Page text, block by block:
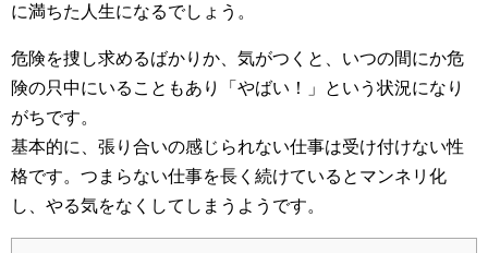
に満ちた人生になるでしょう。
危険を捜し求めるばかりか、気がつくと、いつの間にか危
険の只中にいることもあり「やばい！」という状況になり
がちです。
基本的に、張り合いの感じられない仕事は受け付けない性
格です。つまらない仕事を長く続けているとマンネリ化
し、やる気をなくしてしまうようです。